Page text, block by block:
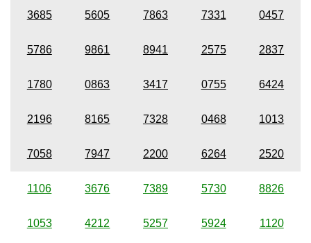
3685 5605 7863 7331 0457
5786 9861 8941 2575 2837
1780 0863 3417 0755 6424
2196 8165 7328 0468 1013
7058 7947 2200 6264 2520
1106 3676 7389 5730 8826
1053 4212 5257 5924 1120